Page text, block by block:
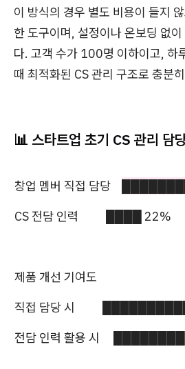
이 방식의 경우 별도 비용이 들지
한 도구이며, 설정이나 온보딩 없
다. 고객 수가 100명 이하이고, 하
때 최적화된 CS 관리 구조로 충분
📊 스타트업 초기 CS 관리 담
창업 멤버 직접 담당
CS 전담 인력 ████ 22%
제품 개선 기여도
직접 담당 시
전담 인력 활용 시